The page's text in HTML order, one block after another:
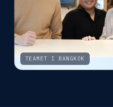
TEAMET I BANGKOK